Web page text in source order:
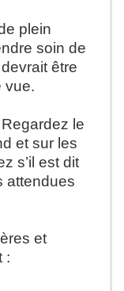
plein
soin de
être
vue.
le
et sur les
s’il est dit
attendues
et
: